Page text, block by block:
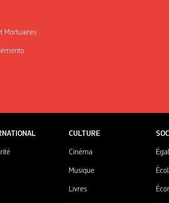
Mortuaires
CULTURE
Cinéma
Musique
Livres